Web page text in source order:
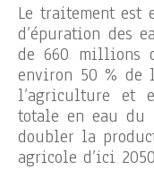
Le traitement est
d’épuration des
de 660 millions
environ 50 % de
l’agriculture et
totale en eau du
doubler la
agricole d’ici